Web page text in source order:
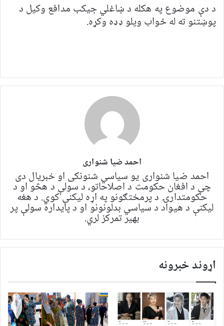
د دې موضوع په هکله د ښاغلي جیکب مدافع وکیل د
پوښتنو ته له ځواب ویلو ډډه وکړه.
احمد ضیا شنواری
احمد ضیا شنواری یو سياسي شنونکی او خبریال دی
چې د افغان حکومت د اصلاحاتو، د سولې د هڅو او د
حکومتدارۍ د پرمختګونو په اړه لیکنې کوي. د هغه
لیکنې د هیواد د سیاسي بدلونونو او د پایداره سولې پر
بهیر تمرکز لري.
اړوند خبرونه